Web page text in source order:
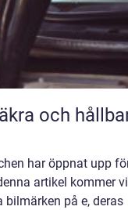
och
har öppnat upp
artikel kommer vi
på e, deras